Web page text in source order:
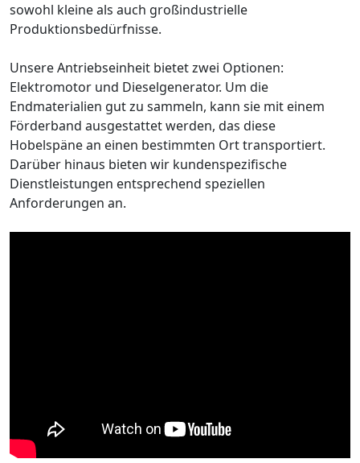
sowohl kleine als auch großindustrielle
Produktionsbedürfnisse.
Unsere Antriebseinheit bietet zwei Optionen:
Elektromotor und Dieselgenerator. Um die
Endmaterialien gut zu sammeln, kann sie mit einem
Förderband ausgestattet werden, das diese
Hobelspäne an einen bestimmten Ort transportiert.
Darüber hinaus bieten wir kundenspezifische
Dienstleistungen entsprechend speziellen
Anforderungen an.